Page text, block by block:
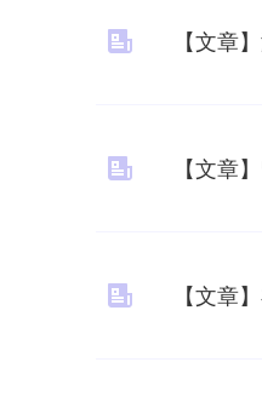
【文章
【文章
【文章